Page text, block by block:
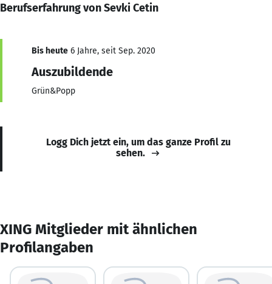
Berufserfahrung von Sevki Cetin
Bis heute 6 Jahre, seit Sep. 2020
Auszubildende
Grün&Popp
Logg Dich jetzt ein, um das ganze Profil zu
sehen.
XING Mitglieder mit ähnlichen
Profilangaben